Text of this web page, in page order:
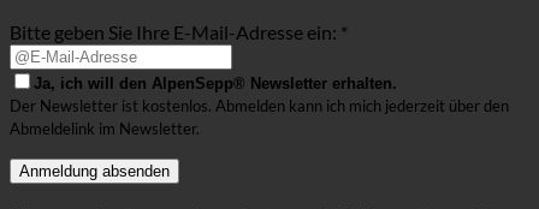
Bitte geben Sie Ihre E-Mail-Adresse ein: *
Ja, ich will den AlpenSepp® Newsletter erhalten.
Der Newsletter ist kostenlos. Abmelden kann ich mich jederzeit über den
Abmeldelink im Newsletter.